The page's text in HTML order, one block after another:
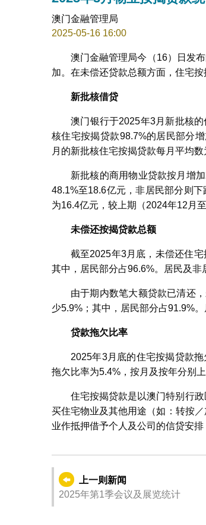
澳门金融管理局
2025-05-16 16:00
澳门金融管理局今（16）日发
加。在未偿还贷款总额方面，住宅
新批核借贷
澳门银行于2025年3月新批核
核住宅按揭贷款98.7%的居民部分
月的新批核住宅按揭贷款每月平均
新批核的商用物业贷款按月增
48.1%至18.6亿元，非居民部分则
为16.4亿元，较上期（2024年12月
未偿还按揭贷款总额
截至2025年3月底，未偿还住
其中，居民部分占96.6%。居民及非
由于期内数笔大额贷款已清还
少5.9%；其中，居民部分占91.9%
贷款拖欠比率
2025年3月底的住宅按揭贷款
拖欠比率为5.4%，按月及按年分别
住宅按揭贷款是以澳门特别行
买住宅物业及其他用途（如：转按
业作抵押借予个人及公司的信贷安
上一则新闻
2025年第1季会议及展览统计